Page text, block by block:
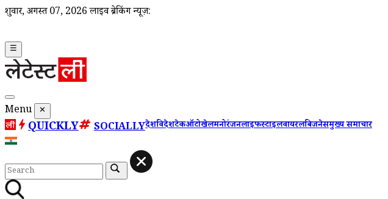
शुक्रवार, अगस्त 07, 2026 लाइव ब्रेकिंग न्यूज़:
☰
Menu ✕
QUICKLY SOCIALLYदेशविदेशटेकऑटोखेलमनोरंजनलाइफस्टाइलवायरलबिजनेसमुख्य समाचार